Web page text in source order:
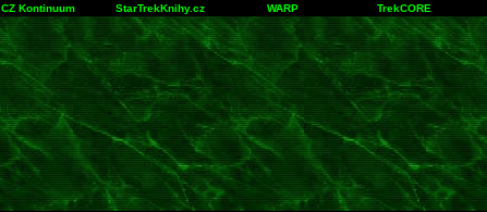
CZ Kontinuum StarTrekKnihy.cz WARP TrekCORE